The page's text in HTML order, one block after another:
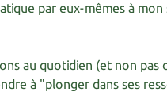
par eux-mêmes à
au quotidien (et non pas
à "plonger dans ses